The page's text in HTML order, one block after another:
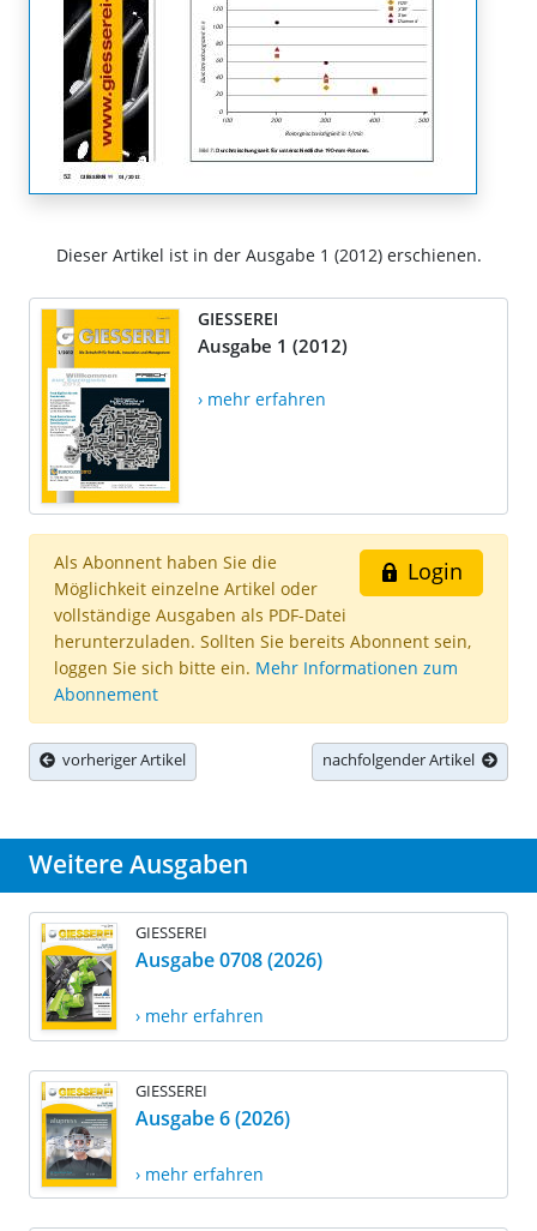
Dieser Artikel ist in der Ausgabe 1 (2012) erschienen.
GIESSEREI
Ausgabe 1 (2012)
› mehr erfahren
Login
Als Abonnent haben Sie die
Möglichkeit einzelne Artikel oder
vollständige Ausgaben als PDF-Datei
herunterzuladen. Sollten Sie bereits Abonnent sein,
loggen Sie sich bitte ein. Mehr Informationen zum
Abonnement
vorheriger Artikel nachfolgender Artikel
Weitere Ausgaben
GIESSEREI
Ausgabe 0708 (2026)
› mehr erfahren
GIESSEREI
Ausgabe 6 (2026)
› mehr erfahren